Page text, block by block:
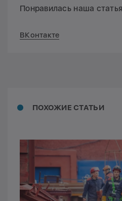
Понравилась наша
ВКонтакте
ПОХОЖИЕ СТАТЬИ